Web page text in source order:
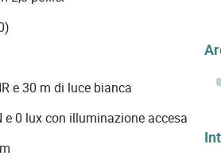
e 30 m di luce bianca
0 lux con illuminazione accesa